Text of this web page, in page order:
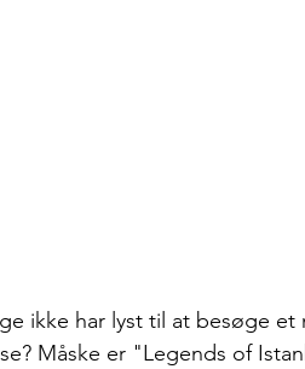
ikke har lyst til at besøge et
Måske er "Legends of